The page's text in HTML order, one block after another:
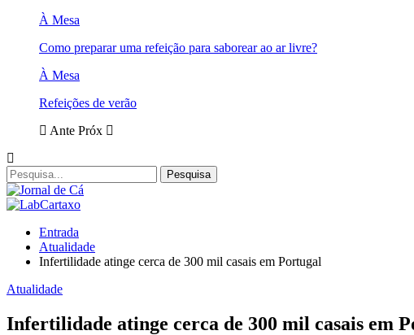
À Mesa
Como preparar uma refeição para saborear ao ar livre?
À Mesa
Refeições de verão
Ante Próx
Entrada
Atualidade
Infertilidade atinge cerca de 300 mil casais em Portugal
Atualidade
Infertilidade atinge cerca de 300 mil casais em